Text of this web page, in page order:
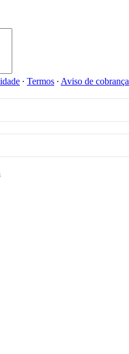
∙ Termos ∙ Aviso de cobrança